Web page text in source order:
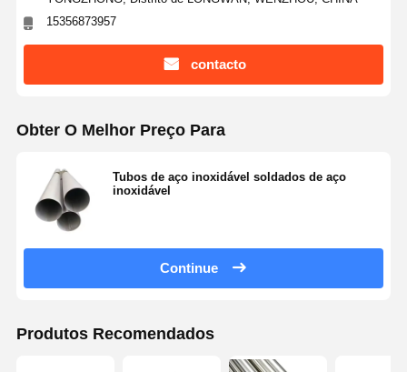
15356873957
contacto
Obter O Melhor Preço Para
Tubos de aço inoxidável soldados de aço
inoxidável
Continue
Produtos Recomendados